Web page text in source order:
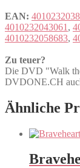
EAN:
4010232043061 ,
4010232058683,
Zu teuer?
Die DVD "Walk
DVDONE.CH
Ähnliche